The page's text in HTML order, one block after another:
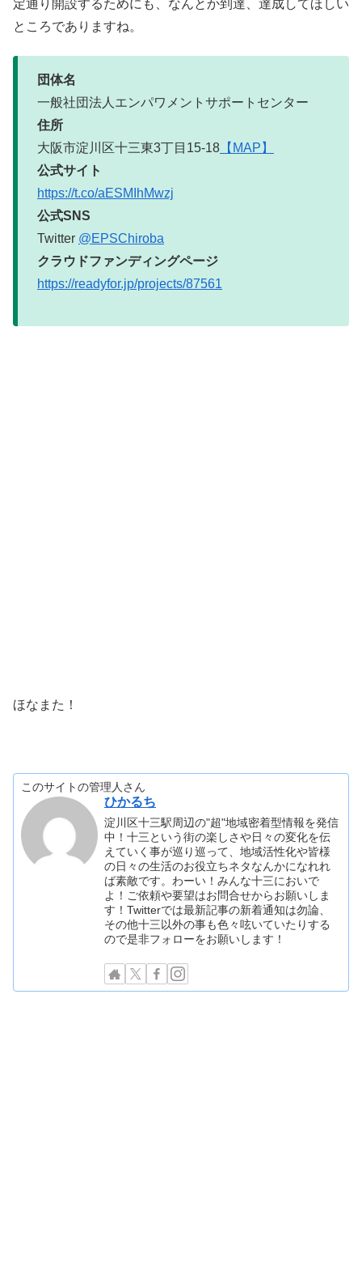
定通り開設するためにも、なんとか到達、達成してほしい
ところでありますね。
団体名
一般社団法人エンパワメントサポートセンター
住所
大阪市淀川区十三東3丁目15-18 【MAP】
公式サイト
https://t.co/aESMIhMwzj
公式SNS
Twitter @EPSChiroba
クラウドファンディングページ
https://readyfor.jp/projects/87561
ほなまた！
このサイトの管理人さん
ひかるち
淀川区十三駅周辺の"超"地域密着型情報を発信
中！十三という街の楽しさや日々の変化を伝
えていく事が巡り巡って、地域活性化や皆様
の日々の生活のお役立ちネタなんかになれれ
ば素敵です。わーい！みんな十三においで
よ！ご依頼や要望はお問合せからお願いしま
す！Twitterでは最新記事の新着通知は勿論、
その他十三以外の事も色々呟いていたりする
ので是非フォローをお願いします！